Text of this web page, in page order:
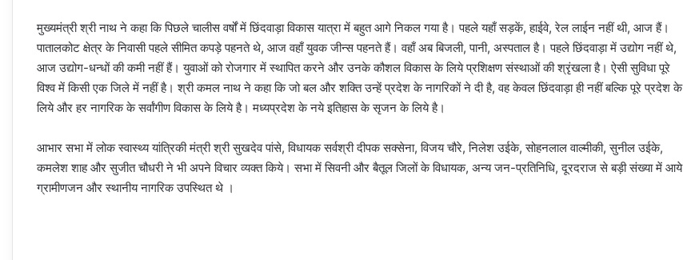
मुख्यमंत्री श्री नाथ ने कहा कि पिछले चालीस वर्षों में छिंदवाड़ा विकास यात्रा में बहुत आगे निकल गया है। पहले यहाँ सड़कें, हाईवे, रेल लाईन नहीं थी, आज हैं।
पातालकोट क्षेत्र के निवासी पहले सीमित कपड़े पहनते थे, आज वहाँ युवक जीन्स पहनते हैं। वहाँ अब बिजली, पानी, अस्पताल है। पहले छिंदवाड़ा में उद्योग नहीं थे,
आज उद्योग-धन्धों की कमी नहीं हैं। युवाओं को रोजगार में स्थापित करने और उनके कौशल विकास के लिये प्रशिक्षण संस्थाओं की श्रृंखला है। ऐसी सुविधा पूरे
विश्व में किसी एक जिले में नहीं है। श्री कमल नाथ ने कहा कि जो बल और शक्ति उन्हें प्रदेश के नागरिकों ने दी है, वह केवल छिंदवाड़ा ही नहीं बल्कि पूरे प्रदेश के
लिये और हर नागरिक के सर्वांगीण विकास के लिये है। मध्यप्रदेश के नये इतिहास के सृजन के लिये है।
आभार सभा में लोक स्वास्थ्य यांत्रिकी मंत्री श्री सुखदेव पांसे, विधायक सर्वश्री दीपक सक्सेना, विजय चौरे, निलेश उईके, सोहनलाल वाल्मीकी, सुनील उईके,
कमलेश शाह और सुजीत चौधरी ने भी अपने विचार व्यक्त किये। सभा में सिवनी और बैतूल जिलों के विधायक, अन्य जन-प्रतिनिधि, दूरदराज से बड़ी संख्या में आये
ग्रामीणजन और स्थानीय नागरिक उपस्थित थे ।